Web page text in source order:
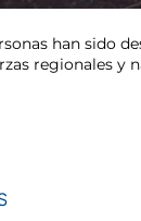
han sido
regionales y